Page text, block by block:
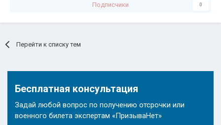
Подписчики 0
Перейти к списку тем
Бесплатная консультация
Задай любой вопрос по получению отсрочки или
военного билета экспертам «ПризываНет»